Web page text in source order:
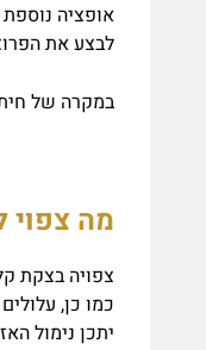
אופציה
לבצע את
במקרה של
מה צפוי
צפויה בצקת
כמו כן,
יתכן נימול